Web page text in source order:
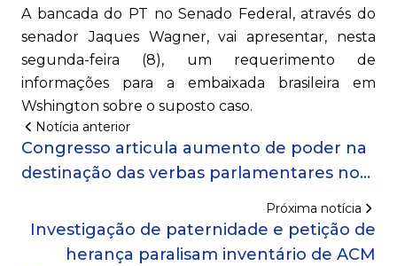
A bancada do PT no Senado Federal, através do
senador Jaques Wagner, vai apresentar, nesta
segunda-feira (8), um requerimento de
informações para a embaixada brasileira em
Wshington sobre o suposto caso.
Notícia anterior
Congresso articula aumento de poder na
destinação das verbas parlamentares no
Próxima notícia
Investigação de paternidade e petição de
herança paralisam inventário de ACM